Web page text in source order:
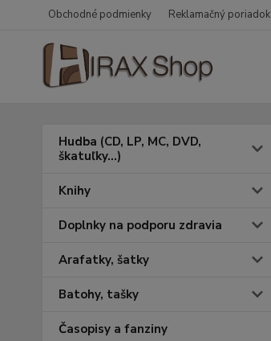
Obchodné podmienky Reklamačný poriadok
Hudba (CD, LP, MC, DVD,
škatuľky...)
Knihy
Doplnky na podporu zdravia
Arafatky, šatky
Batohy, tašky
Časopisy a fanziny